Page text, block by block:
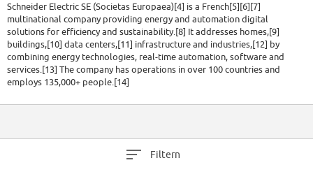
Schneider Electric SE (Societas Europaea)[4] is a French[5][6][7]
multinational company providing energy and automation digital
solutions for efficiency and sustainability.[8] It addresses homes,[9]
buildings,[10] data centers,[11] infrastructure and industries,[12] by
combining energy technologies, real-time automation, software and
services.[13] The company has operations in over 100 countries and
employs 135,000+ people.[14]
Schneider Electric is a Fortune Global 500 company, publicly traded on
Filtern